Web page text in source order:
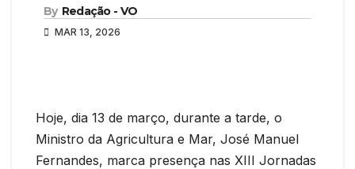
By Redação - VO
MAR 13, 2026
Hoje, dia 13 de março, durante a tarde, o
Ministro da Agricultura e Mar, José Manuel
Fernandes, marca presença nas XIII Jornadas